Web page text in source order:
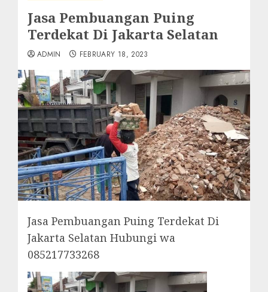
Jasa Pembuangan Puing
Terdekat Di Jakarta Selatan
ADMIN FEBRUARY 18, 2023
Jasa Pembuangan Puing Terdekat Di
Jakarta Selatan Hubungi wa
085217733268